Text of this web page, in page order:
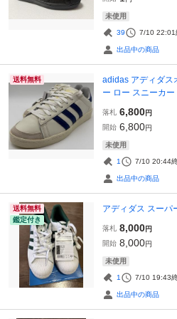
未使用
39 7/10 22:01
出品中の商品
送料無料
adidas アディダス
ー ロー スニーカ
落札 6,800円
開始 6,800円
未使用
1 7/10 20:44
出品中の商品
送料無料
鑑定付き
アディダス スーパ
落札 8,000円
開始 8,000円
未使用
1 7/10 19:43
出品中の商品